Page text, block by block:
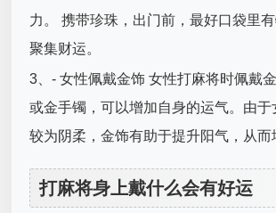
力。 携带珍珠，出门前，最好口袋里
聚集财运。
3、- 女性佩戴金饰 女性打麻将时佩戴
或金手镯，可以增加自身的运气。由于
较为阴柔，金饰有助于提升阳气，从而
打麻将身上戴什么会有好运